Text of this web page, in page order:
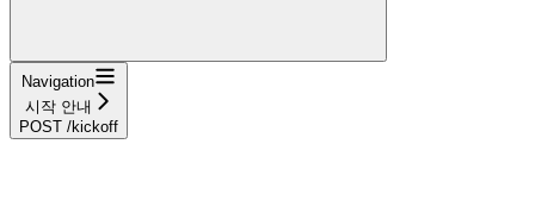
Navigation
시작 안내
POST /kickoff